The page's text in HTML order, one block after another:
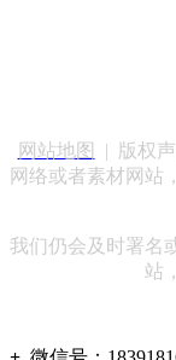
网站地图
| 版权
网络或者素材网站
我们仍会及时署名
站